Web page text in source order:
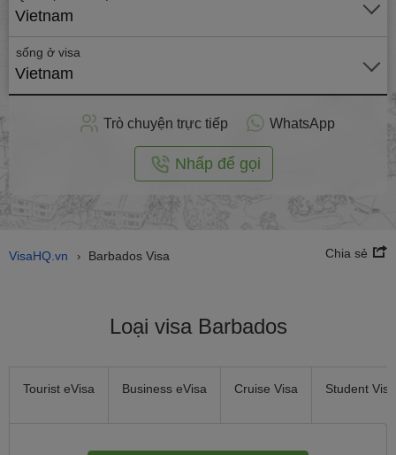
Vietnam
sống ở visa
Vietnam
Gửi
hồ
Trò chuyện trực tiếp WhatsApp
Nhấp để gọi
VisaHQ.vn › Barbados Visa Chia sẻ
Loại visa Barbados
Tourist eVisa Business eVisa Cruise Visa Student Visa